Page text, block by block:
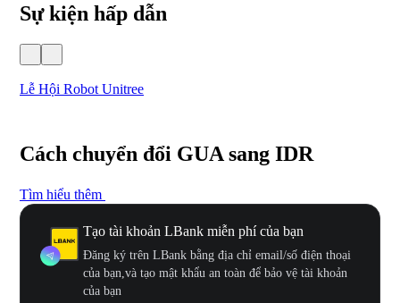
Sự kiện hấp dẫn
Lễ Hội Robot Unitree
Cách chuyển đổi GUA sang IDR
Tìm hiểu thêm
Tạo tài khoản LBank miễn phí của bạn
Đăng ký trên LBank bằng địa chỉ email/số điện thoại
của bạn,và tạo mật khẩu an toàn để bảo vệ tài khoản
của bạn